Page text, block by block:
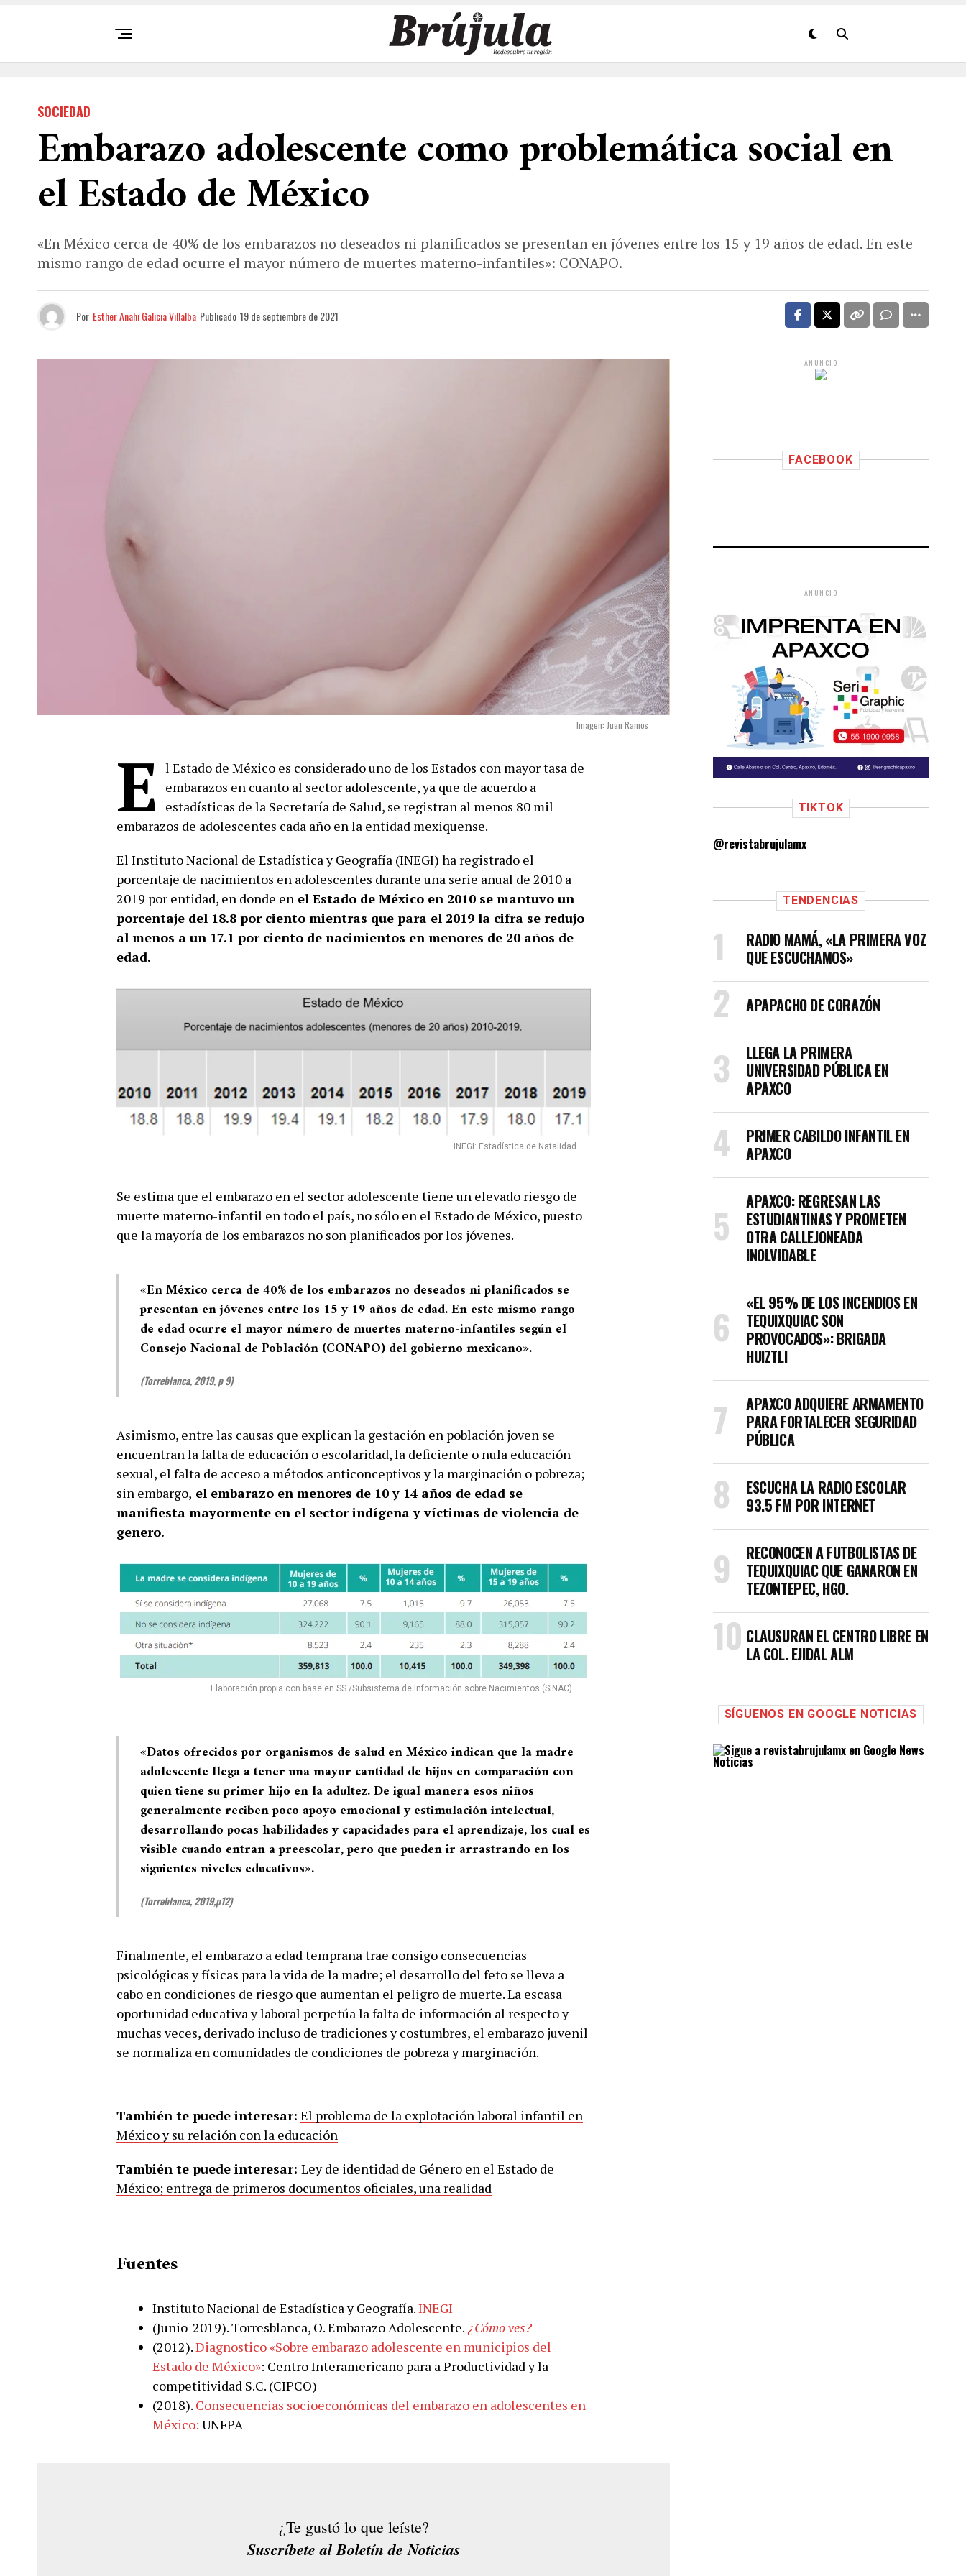
SOCIEDAD
Embarazo adolescente como problemática social en
el Estado de México
«En México cerca de 40% de los embarazos no deseados ni planificados se presentan en jóvenes entre los 15 y 19 años de edad. En este
mismo rango de edad ocurre el mayor número de muertes materno-infantiles»: CONAPO.
Por Esther Anahi Galicia Villalba Publicado 19 de septiembre de 2021
Imagen: Juan Ramos
E l Estado de México es considerado uno de los Estados con mayor tasa de
embarazos en cuanto al sector adolescente, ya que de acuerdo a
estadísticas de la Secretaría de Salud, se registran al menos 80 mil
embarazos de adolescentes cada año en la entidad mexiquense.
El Instituto Nacional de Estadística y Geografía (INEGI) ha registrado el
porcentaje de nacimientos en adolescentes durante una serie anual de 2010 a
2019 por entidad, en donde en el Estado de México en 2010 se mantuvo un
porcentaje del 18.8 por ciento mientras que para el 2019 la cifra se redujo
al menos a un 17.1 por ciento de nacimientos en menores de 20 años de
edad.
INEGI: Estadística de Natalidad
Se estima que el embarazo en el sector adolescente tiene un elevado riesgo de
muerte materno-infantil en todo el país, no sólo en el Estado de México, puesto
que la mayoría de los embarazos no son planificados por los jóvenes.
«En México cerca de 40% de los embarazos no deseados ni planificados se
presentan en jóvenes entre los 15 y 19 años de edad. En este mismo rango
de edad ocurre el mayor número de muertes materno-infantiles según el
Consejo Nacional de Población (CONAPO) del gobierno mexicano».
(Torreblanca, 2019, p 9)
Asimismo, entre las causas que explican la gestación en población joven se
encuentran la falta de educación o escolaridad, la deficiente o nula educación
sexual, el falta de acceso a métodos anticonceptivos y la marginación o pobreza;
sin embargo, el embarazo en menores de 10 y 14 años de edad se
manifiesta mayormente en el sector indígena y víctimas de violencia de
genero.
Elaboración propia con base en SS /Subsistema de Información sobre Nacimientos (SINAC).
«Datos ofrecidos por organismos de salud en México indican que la madre
adolescente llega a tener una mayor cantidad de hijos en comparación con
quien tiene su primer hijo en la adultez. De igual manera esos niños
generalmente reciben poco apoyo emocional y estimulación intelectual,
desarrollando pocas habilidades y capacidades para el aprendizaje, los cual es
visible cuando entran a preescolar, pero que pueden ir arrastrando en los
siguientes niveles educativos».
(Torreblanca, 2019,p12)
Finalmente, el embarazo a edad temprana trae consigo consecuencias
psicológicas y físicas para la vida de la madre; el desarrollo del feto se lleva a
cabo en condiciones de riesgo que aumentan el peligro de muerte. La escasa
oportunidad educativa y laboral perpetúa la falta de información al respecto y
muchas veces, derivado incluso de tradiciones y costumbres, el embarazo juvenil
se normaliza en comunidades de condiciones de pobreza y marginación.
También te puede interesar: El problema de la explotación laboral infantil en
México y su relación con la educación
También te puede interesar: Ley de identidad de Género en el Estado de
México; entrega de primeros documentos oficiales, una realidad
Fuentes
Instituto Nacional de Estadística y Geografía.INEGI
(Junio-2019). Torresblanca, O. Embarazo Adolescente. ¿Cómo ves?
(2012).Diagnostico «Sobre embarazo adolescente en municipios del
Estado de México»: Centro Interamericano para a Productividad y la
competitividad S.C. (CIPCO)
(2018). Consecuencias socioeconómicas del embarazo en adolescentes en
México: UNFPA
¿Te gustó lo que leíste?
Suscríbete al Boletín de Noticias
ANUNCIO
FACEBOOK
ANUNCIO
TIKTOK
@revistabrujulamx
TENDENCIAS
RADIO MAMÁ, «LA PRIMERA VOZ
QUE ESCUCHAMOS»
APAPACHO DE CORAZÓN
LLEGA LA PRIMERA
UNIVERSIDAD PÚBLICA EN
APAXCO
PRIMER CABILDO INFANTIL EN
APAXCO
APAXCO: REGRESAN LAS
ESTUDIANTINAS Y PROMETEN
OTRA CALLEJONEADA
INOLVIDABLE
«EL 95% DE LOS INCENDIOS EN
TEQUIXQUIAC SON
PROVOCADOS»: BRIGADA
HUIZTLI
APAXCO ADQUIERE ARMAMENTO
PARA FORTALECER SEGURIDAD
PÚBLICA
ESCUCHA LA RADIO ESCOLAR
93.5 FM POR INTERNET
RECONOCEN A FUTBOLISTAS DE
TEQUIXQUIAC QUE GANARON EN
TEZONTEPEC, HGO.
CLAUSURAN EL CENTRO LIBRE EN
LA COL. EJIDAL ALM
SÍGUENOS EN GOOGLE NOTICIAS